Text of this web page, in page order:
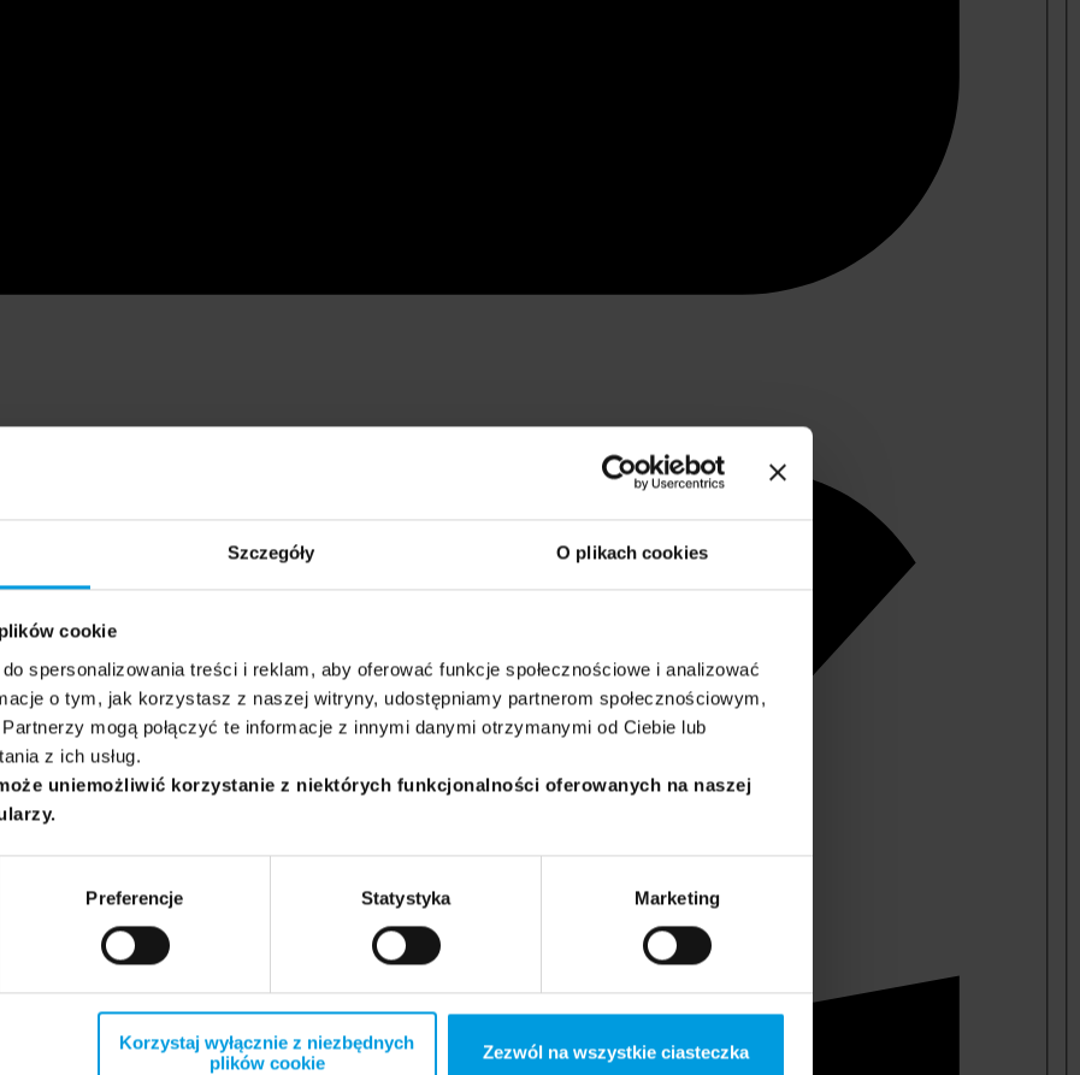
Szczegóły O plikach cookies
cookie
spersonalizowania treści i reklam, aby oferować funkcje społecznościowe i analizować
o tym, jak korzystasz z naszej witryny, udostępniamy partnerom społecznościowym,
mogą połączyć te informacje z innymi danymi otrzymanymi od Ciebie lub
z ich usług.
uniemożliwić korzystanie z niektórych funkcjonalności oferowanych na naszej
Preferencje Statystyka Marketing
Korzystaj wyłącznie z niezbędnych
plików cookie
Zezwól na wszystkie ciasteczka